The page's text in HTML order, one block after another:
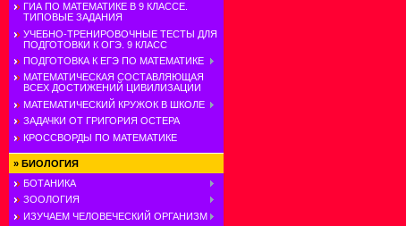
ГИА ПО МАТЕМАТИКЕ В 9 КЛАССЕ.
ТИПОВЫЕ ЗАДАНИЯ
УЧЕБНО-ТРЕНИРОВОЧНЫЕ ТЕСТЫ ДЛЯ
ПОДГОТОВКИ К ОГЭ. 9 КЛАСС
ПОДГОТОВКА К ЕГЭ ПО МАТЕМАТИКЕ
МАТЕМАТИЧЕСКАЯ СОСТАВЛЯЮЩАЯ
ВСЕХ ДОСТИЖЕНИЙ ЦИВИЛИЗАЦИИ
МАТЕМАТИЧЕСКИЙ КРУЖОК В ШКОЛЕ
ЗАДАЧКИ ОТ ГРИГОРИЯ ОСТЕРА
КРОССВОРДЫ ПО МАТЕМАТИКЕ
» БИОЛОГИЯ
БОТАНИКА
ЗООЛОГИЯ
ИЗУЧАЕМ ЧЕЛОВЕЧЕСКИЙ ОРГАНИЗМ